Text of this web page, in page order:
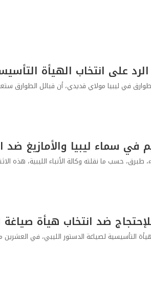
على انتخاب الهيأة
في ليبيا مولاي قديدي، أن قبائل الطوارق
في سماء ليبيا والأمازيغ ضد
حسب ما نقلته وكالة الأنباء الليبية، هذه
ضد انتخاب هيأة
التأسيسية لصياغة الدستور الليبي، في